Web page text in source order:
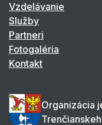
Vzdelávanie
Služby
Partneri
Fotogaléria
Kontakt
Organizácia